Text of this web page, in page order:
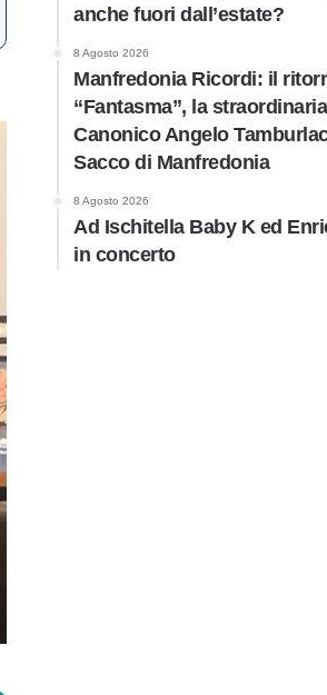
anche fuori dall’estate?
8 Agosto 2026
Manfredonia Ricordi: il
“Fantasma”, la
Canonico Angelo
Sacco di Manfredonia
8 Agosto 2026
Ad Ischitella Baby K ed
in concerto